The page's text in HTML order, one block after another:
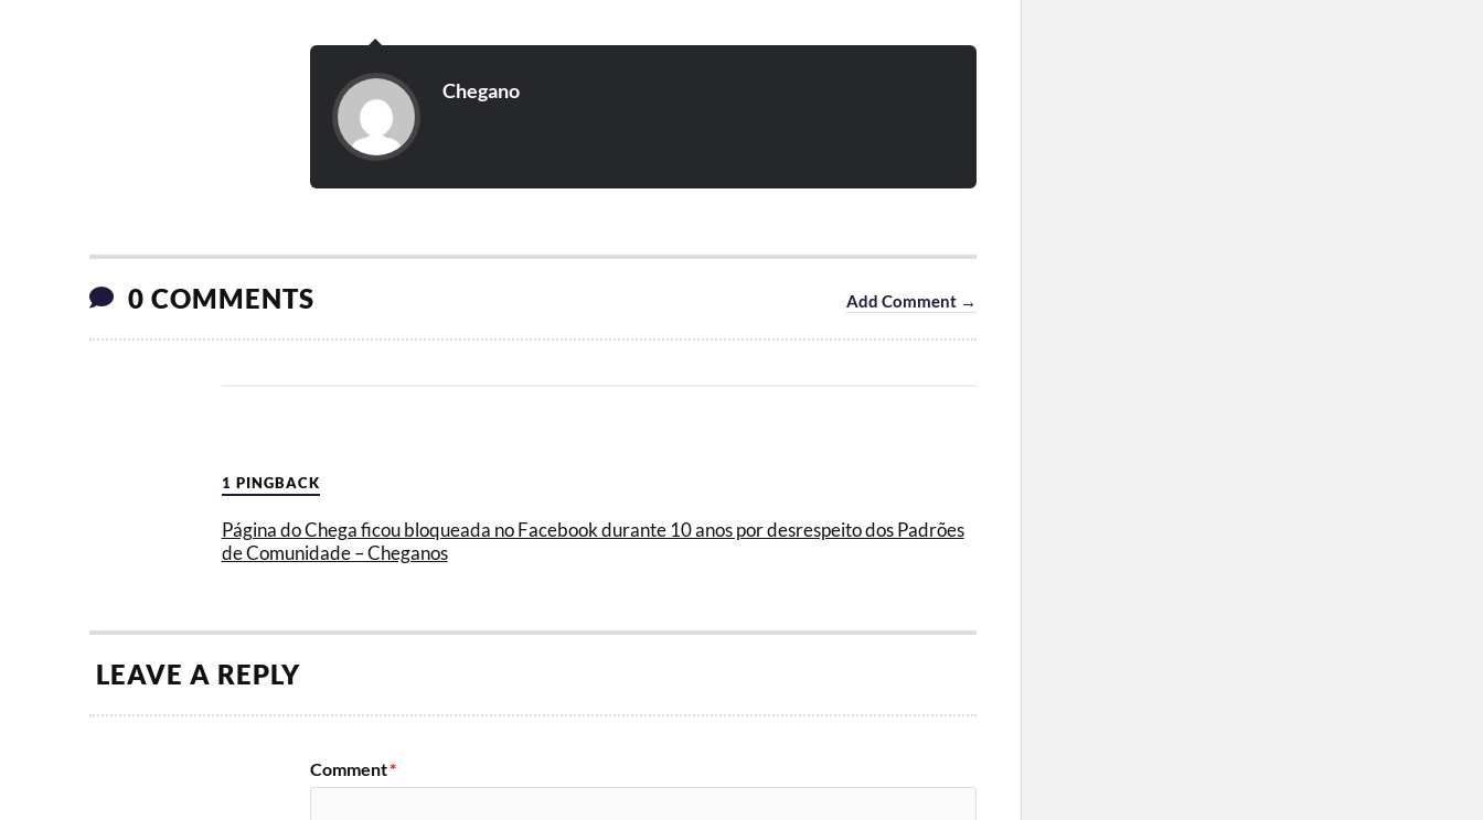
Chegano
0 COMMENTS Add Comment →
1 PINGBACK
Página do Chega ficou bloqueada no Facebook durante 10 anos por desrespeito dos Padrões
de Comunidade – Cheganos
LEAVE A REPLY
Comment*